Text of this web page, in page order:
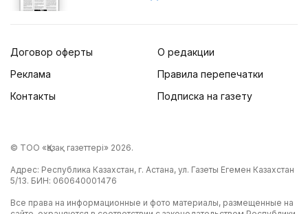
Договор оферты
Реклама
Контакты
О редакции
Правила перепечатки
Подписка на газету
© ТОО «Қазақ газеттері» 2026.
Адрес: Республика Казахстан, г. Астана, ул. Газеты Егемен Казахстан
5/13. БИН: 060640001476
Все права на информационные и фото материалы, размещенные на